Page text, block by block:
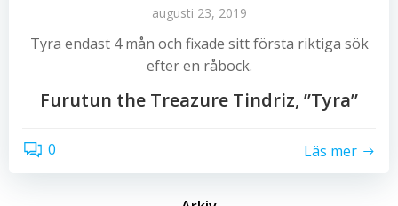
augusti 23, 2019
Tyra endast 4 mån och fixade sitt första riktiga sök
efter en råbock.
Furutun the Treazure Tindriz, ”Tyra”
0 Läs mer